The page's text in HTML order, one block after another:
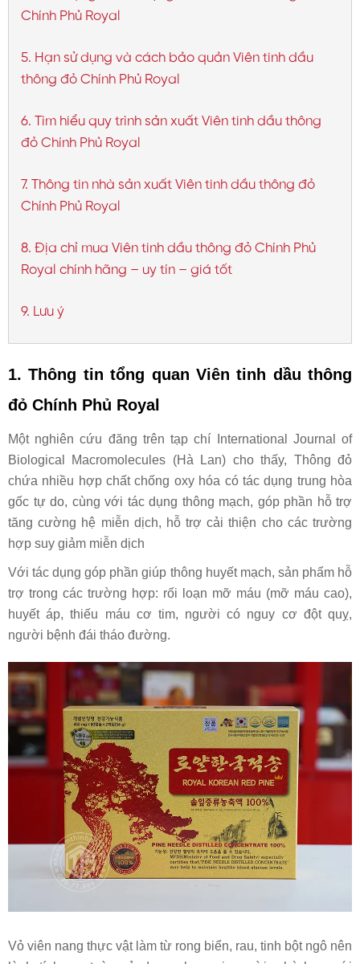
Chính Phủ Royal
5. Hạn sử dụng và cách bảo quản Viên tinh dầu
thông đỏ Chính Phủ Royal
6. Tìm hiểu quy trình sản xuất Viên tinh dầu thông
đỏ Chính Phủ Royal
7. Thông tin nhà sản xuất Viên tinh dầu thông đỏ
Chính Phủ Royal
8. Địa chỉ mua Viên tinh dầu thông đỏ Chính Phủ
Royal chính hãng – uy tín – giá tốt
9. Lưu ý
1. Thông tin tổng quan Viên tinh dầu thông
đỏ Chính Phủ Royal
Một nghiên cứu đăng trên tạp chí International Journal of
Biological Macromolecules (Hà Lan) cho thấy, Thông đỏ
chứa nhiều hợp chất chống oxy hóa có tác dụng trung hòa
gốc tự do, cùng với tác dụng thông mạch, góp phần hỗ trợ
tăng cường hệ miễn dịch, hỗ trợ cải thiện cho các trường
hợp suy giảm miễn dịch
Với tác dụng góp phần giúp thông huyết mạch, sản phẩm hỗ
trợ trong các trường hợp: rối loạn mỡ máu (mỡ máu cao),
huyết áp, thiếu máu cơ tim, người có nguy cơ đột quỵ,
người bệnh đái tháo đường.
Vỏ viên nang thực vật làm từ rong biển, rau, tinh bột ngô nên